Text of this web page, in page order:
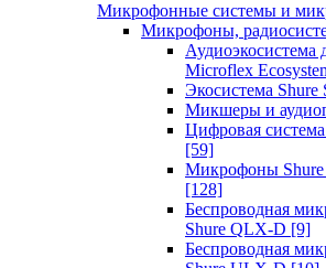
Микрофонные системы и
Микрофоны,
Аудиоэкосистема
Microflex
Экосистема Shure
Микшеры и
Цифровая
[59]
Микрофоны Shure
[128]
Беспроводная
Shure QLX-D [9]
Беспроводная